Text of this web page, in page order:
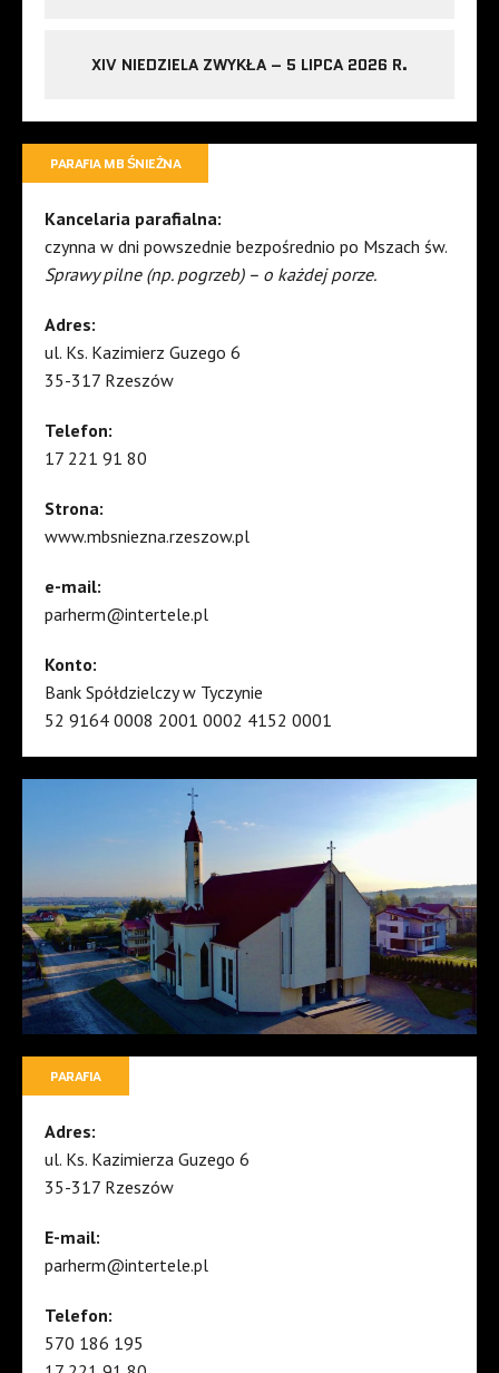
XIV NIEDZIELA ZWYKŁA – 5 LIPCA 2026 R.
PARAFIA MB ŚNIEŻNA
Kancelaria parafialna:
czynna w dni powszednie bezpośrednio po Mszach św.
Sprawy pilne (np. pogrzeb) – o każdej porze.
Adres:
ul. Ks. Kazimierz Guzego 6
35-317 Rzeszów
Telefon:
17 221 91 80
Strona:
www.mbsniezna.rzeszow.pl
e-mail:
parherm@intertele.pl
Konto:
Bank Spółdzielczy w Tyczynie
52 9164 0008 2001 0002 4152 0001
PARAFIA
Adres:
ul. Ks. Kazimierza Guzego 6
35-317 Rzeszów
E-mail:
parherm@intertele.pl
Telefon:
570 186 195